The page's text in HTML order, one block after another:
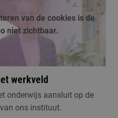
afspelen
van de cookies is de
niet zichtbaar.
werkveld
onderwijs aansluit op de
ons instituut.